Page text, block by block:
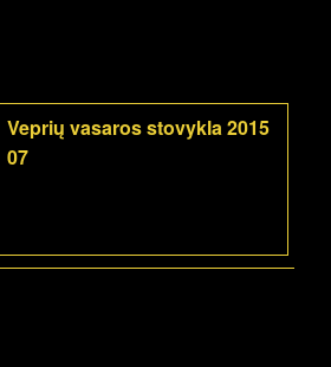
Veprių vasaros stovykla 2015
07